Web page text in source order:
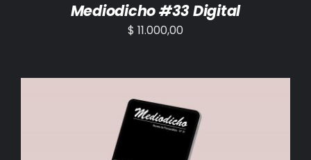
Mediodicho #33 Digital
$ 11.000,00